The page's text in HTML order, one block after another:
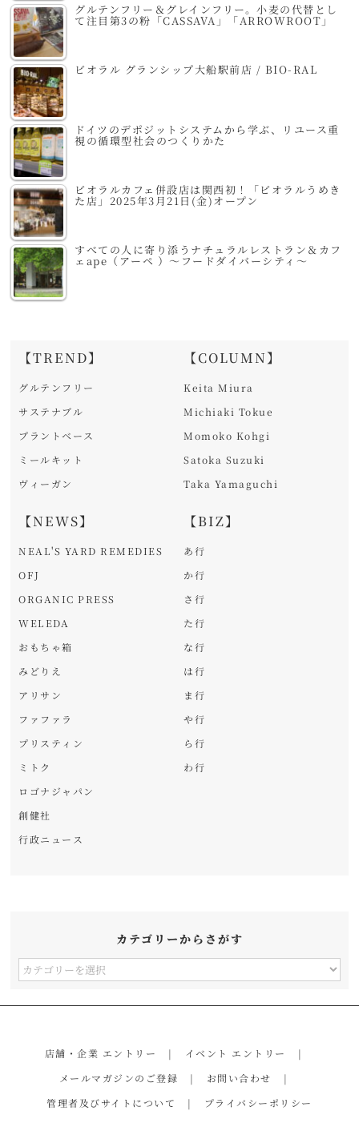
グルテンフリー＆グレインフリー。小麦の代替とし
て注目第3の粉「CASSAVA」「ARROWROOT」
ビオラル グランシップ大船駅前店 / BIO-RAL
ドイツのデポジットシステムから学ぶ、リユース重
視の循環型社会のつくりかた
ビオラルカフェ併設店は関西初！「ビオラルうめき
た店」2025年3月21日(金)オープン
すべての人に寄り添うナチュラルレストラン＆カフ
ェape（アーペ ）～フードダイバーシティ～
【TREND】
グルテンフリー
サステナブル
プラントベース
ミールキット
ヴィーガン
【NEWS】
NEAL'S YARD REMEDIES
OFJ
ORGANIC PRESS
WELEDA
おもちゃ箱
みどりえ
アリサン
ファファラ
プリスティン
ミトク
ロゴナジャパン
創健社
行政ニュース
【COLUMN】
Keita Miura
Michiaki Tokue
Momoko Kohgi
Satoka Suzuki
Taka Yamaguchi
【BIZ】
あ行
か行
さ行
た行
な行
は行
ま行
や行
ら行
わ行
カテゴリーからさがす
カ
店舗・企業 エントリー
イベント エントリー
メールマガジンのご登録
お問い合わせ
管理者及びサイトについて
プライバシーポリシー